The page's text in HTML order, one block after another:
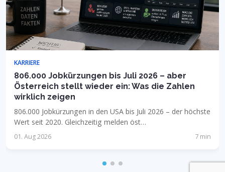
KARRIERE
806.000 Jobkürzungen bis Juli 2026 – aber
Österreich stellt wieder ein: Was die Zahlen
wirklich zeigen
806.000 Jobkürzungen in den USA bis Juli 2026 – der höchste
Wert seit 2020. Gleichzeitig melden öst…
01. Aug 2026 7 min